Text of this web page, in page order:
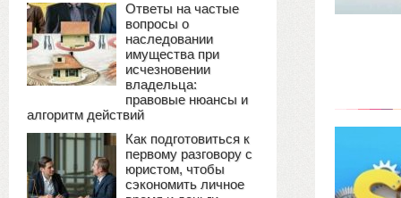
Ответы на частые
вопросы о
наследовании
имущества при
исчезновении
владельца:
правовые нюансы и
алгоритм действий
Как подготовиться к
первому разговору с
юристом, чтобы
сэкономить личное